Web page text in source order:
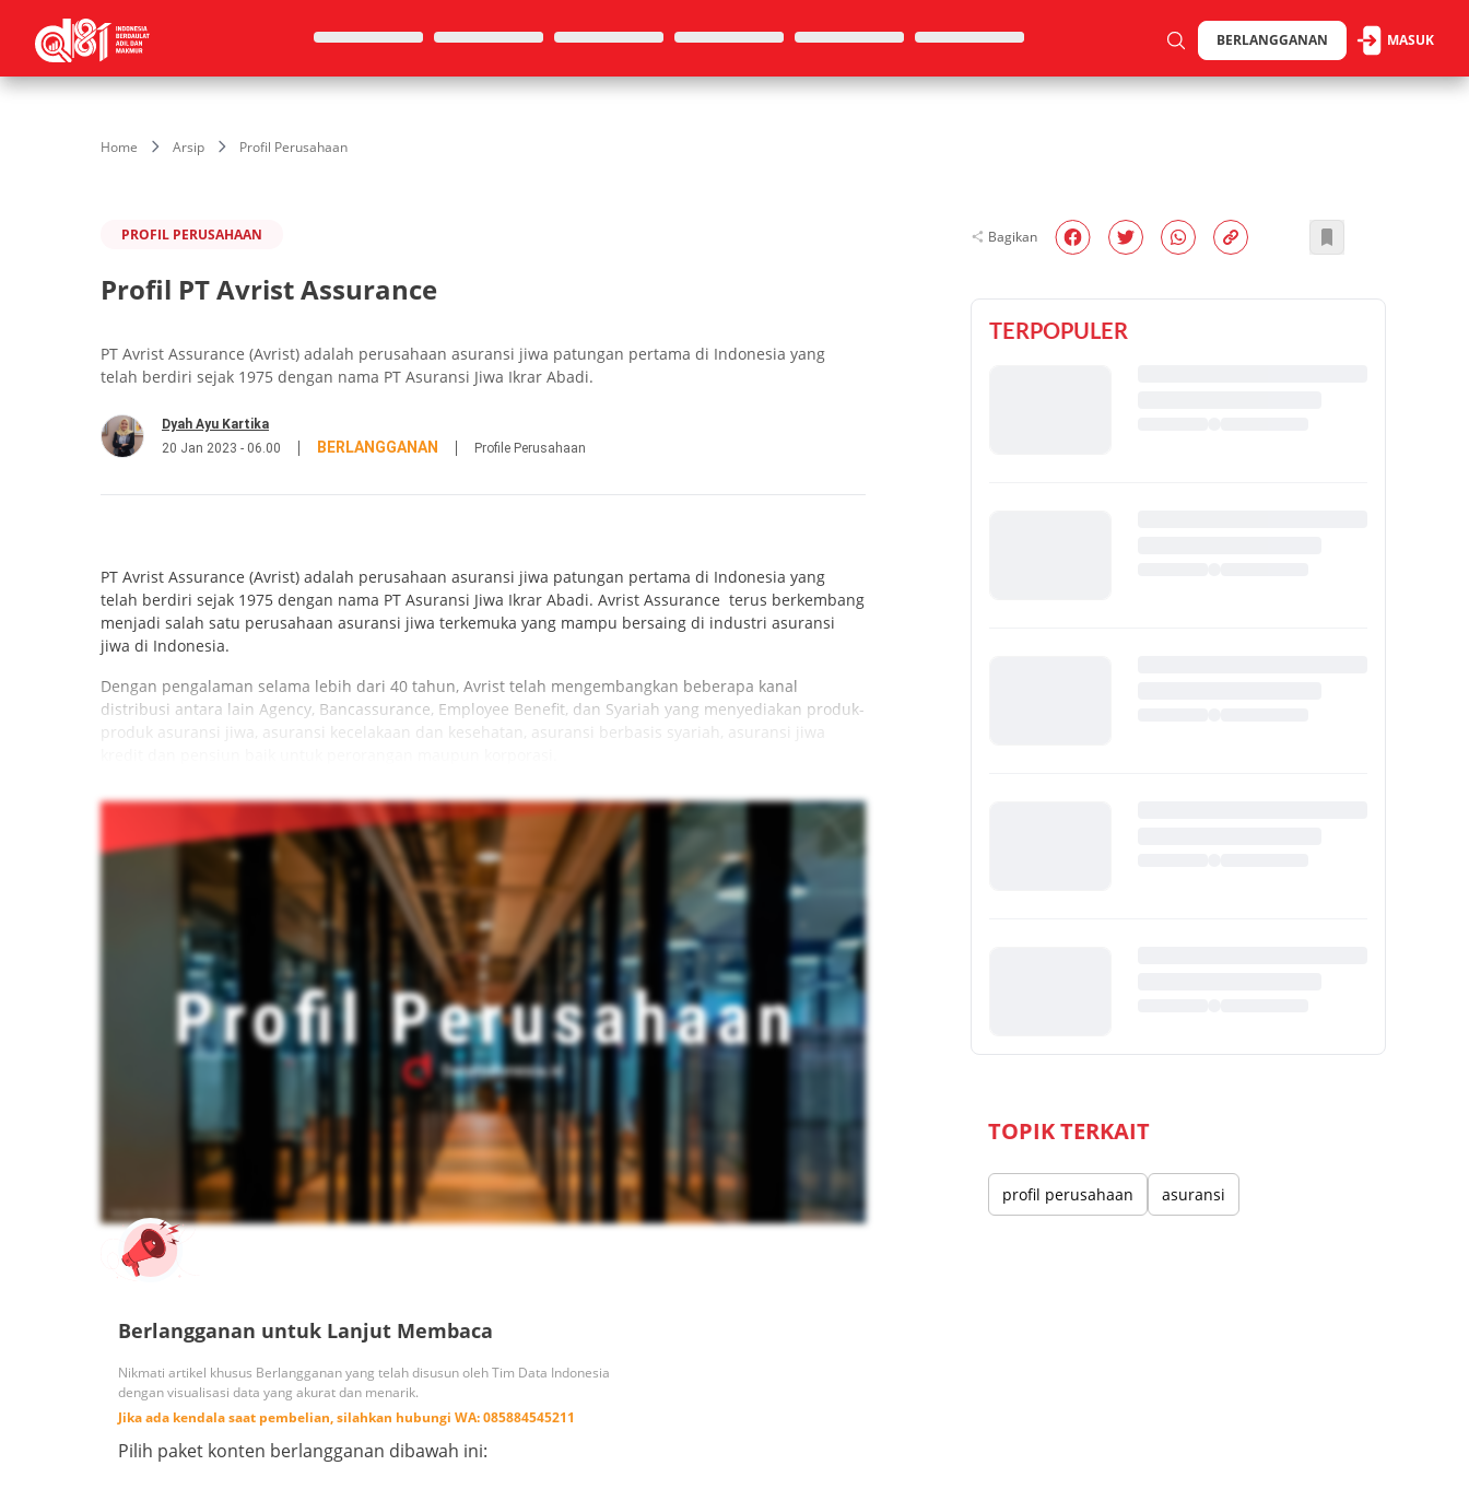
BERLANGGANAN MASUK
Home Arsip Profil Perusahaan
PROFIL PERUSAHAAN
Profil PT Avrist Assurance
PT Avrist Assurance (Avrist) adalah perusahaan asuransi jiwa patungan pertama di Indonesia yang
telah berdiri sejak 1975 dengan nama PT Asuransi Jiwa Ikrar Abadi.
Dyah Ayu Kartika
20 Jan 2023 - 06.00
BERLANGGANAN Profile Perusahaan
PT Avrist Assurance (Avrist) adalah perusahaan asuransi jiwa patungan pertama di Indonesia yang
telah berdiri sejak 1975 dengan nama PT Asuransi Jiwa Ikrar Abadi. Avrist Assurance terus berkembang
menjadi salah satu perusahaan asuransi jiwa terkemuka yang mampu bersaing di industri asuransi
jiwa di Indonesia.
Dengan pengalaman selama lebih dari 40 tahun, Avrist telah mengembangkan beberapa kanal
distribusi antara lain Agency, Bancassurance, Employee Benefit, dan Syariah yang menyediakan produk-
produk asuransi jiwa, asuransi kecelakaan dan kesehatan, asuransi berbasis syariah, asuransi jiwa
Berlangganan untuk Lanjut Membaca
Nikmati artikel khusus Berlangganan yang telah disusun oleh Tim Data Indonesia
dengan visualisasi data yang akurat dan menarik.
Jika ada kendala saat pembelian, silahkan hubungi WA:085884545211
Pilih paket konten berlangganan dibawah ini:
Bagikan
TERPOPULER
TOPIK TERKAIT
profil perusahaan asuransi